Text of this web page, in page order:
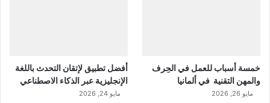
خمسة أسباب للعمل في الحِرف
والمهن التقنية في ألمانيا
مايو 26, 2026
أفضل تطبيق لإتقان التحدث باللغة
الإنجليزية عبر الذكاء الاصطناعي
مايو 24, 2026